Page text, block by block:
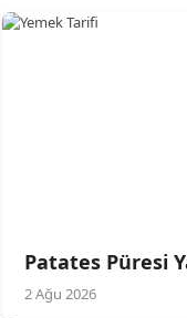
Patates Püresi
2 Ağu 2026